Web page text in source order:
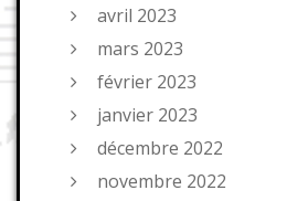
avril 2023
mars 2023
février 2023
janvier 2023
décembre 2022
novembre 2022